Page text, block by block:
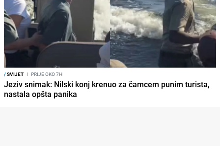
/SVIJET I PRIJE OKO 7H
Jeziv snimak: Nilski konj krenuo za čamcem punim turista,
nastala opšta panika